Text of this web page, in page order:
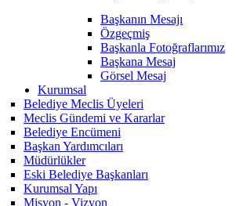
Başkanın Mesajı
Özgeçmiş
Başkanla Fotoğraflarımız
Başkana Mesaj
Görsel Mesaj
Kurumsal
Belediye Meclis Üyeleri
Meclis Gündemi ve Kararlar
Belediye Encümeni
Başkan Yardımcıları
Müdürlükler
Eski Belediye Başkanları
Kurumsal Yapı
Misyon - Vizyon